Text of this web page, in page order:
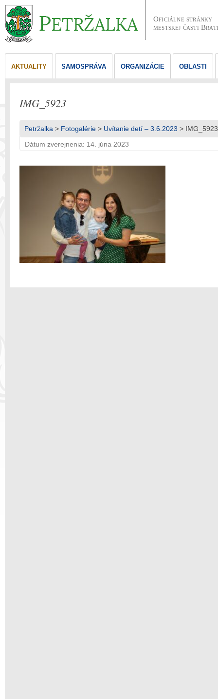
Oficiálne stránky
mestskej časti
AKTUALITY SAMOSPRÁVA ORGANIZÁCIE OBLASTI
IMG_5923
Petržalka > Fotogalérie > Uvítanie detí – 3.6.2023 > IMG_5923
Dátum zverejnenia: 14. júna 2023